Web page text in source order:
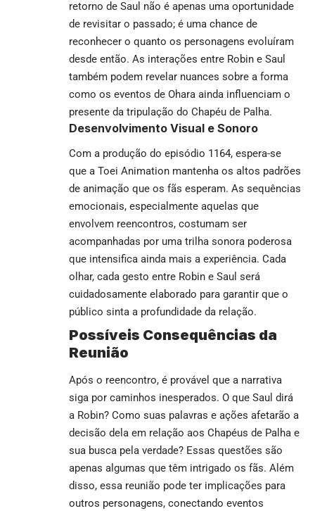
retorno de Saul não é apenas uma oportunidade
de revisitar o passado; é uma chance de
reconhecer o quanto os personagens evoluíram
desde então. As interações entre Robin e Saul
também podem revelar nuances sobre a forma
como os eventos de Ohara ainda influenciam o
presente da tripulação do Chapéu de Palha.
Desenvolvimento Visual e Sonoro
Com a produção do episódio 1164, espera-se
que a Toei Animation mantenha os altos padrões
de animação que os fãs esperam. As sequências
emocionais, especialmente aquelas que
envolvem reencontros, costumam ser
acompanhadas por uma trilha sonora poderosa
que intensifica ainda mais a experiência. Cada
olhar, cada gesto entre Robin e Saul será
cuidadosamente elaborado para garantir que o
público sinta a profundidade da relação.
Possíveis Consequências da
Reunião
Após o reencontro, é provável que a narrativa
siga por caminhos inesperados. O que Saul dirá
a Robin? Como suas palavras e ações afetarão a
decisão dela em relação aos Chapéus de Palha e
sua busca pela verdade? Essas questões são
apenas algumas que têm intrigado os fãs. Além
disso, essa reunião pode ter implicações para
outros personagens, conectando eventos